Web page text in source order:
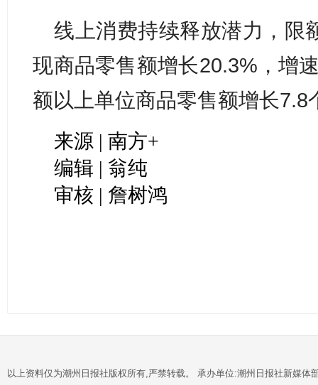
线上消费持续释放潜力，限
现商品零售额增长20.3%，增
额以上单位商品零售额增长7.8
来源 | 南方+
编辑 | 翁纯
审核 | 詹树鸿
以上资料仅为潮州日报社版权所有,严禁转载。 承办单位:潮州日报社新媒体